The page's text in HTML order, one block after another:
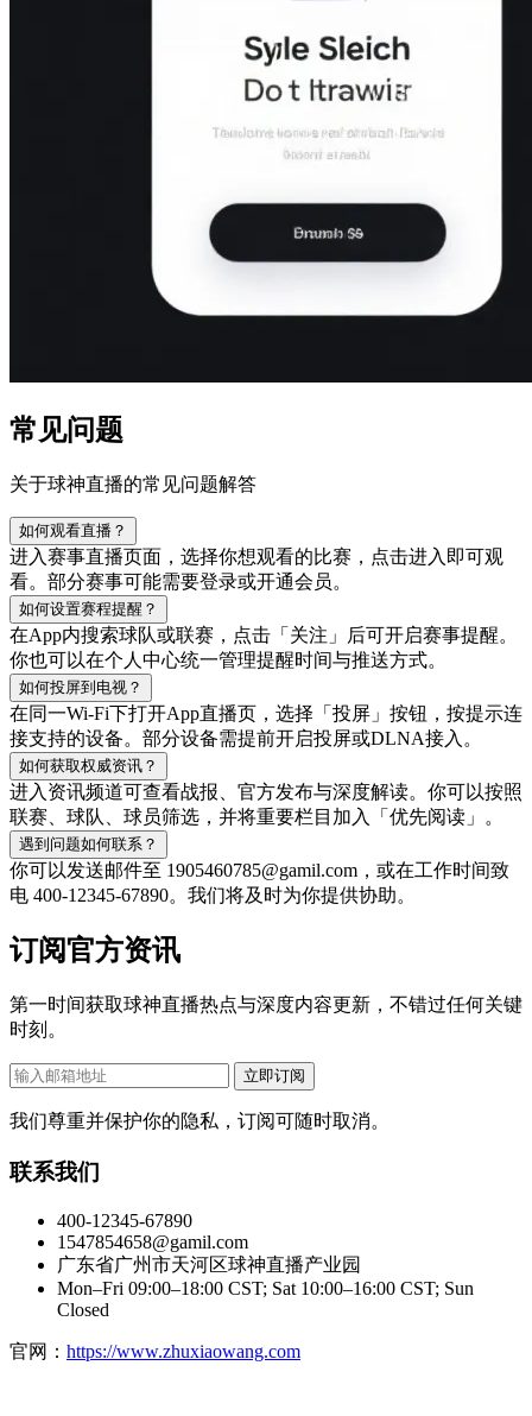
常见问题
关于球神直播的常见问题解答
如何观看直播？
进入赛事直播页面，选择你想观看的比赛，点击进入即可观
看。部分赛事可能需要登录或开通会员。
如何设置赛程提醒？
在App内搜索球队或联赛，点击「关注」后可开启赛事提醒。
你也可以在个人中心统一管理提醒时间与推送方式。
如何投屏到电视？
在同一Wi‑Fi下打开App直播页，选择「投屏」按钮，按提示连
接支持的设备。部分设备需提前开启投屏或DLNA接入。
如何获取权威资讯？
进入资讯频道可查看战报、官方发布与深度解读。你可以按照
联赛、球队、球员筛选，并将重要栏目加入「优先阅读」。
遇到问题如何联系？
你可以发送邮件至 1905460785@gamil.com，或在工作时间致
电 400-12345-67890。我们将及时为你提供协助。
订阅官方资讯
第一时间获取球神直播热点与深度内容更新，不错过任何关键
时刻。
立即订阅
我们尊重并保护你的隐私，订阅可随时取消。
联系我们
400-12345-67890
1547854658@gamil.com
广东省广州市天河区球神直播产业园
Mon–Fri 09:00–18:00 CST; Sat 10:00–16:00 CST; Sun
Closed
官网： https://www.zhuxiaowang.com